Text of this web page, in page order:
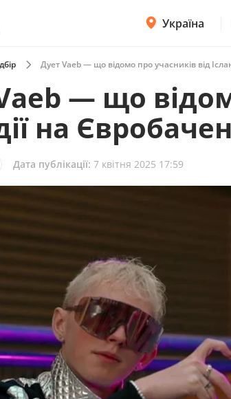
Україна
Дует Vaeb — що відомо про учасників від
— що
на
Дата публікації: 7 квітня 2025 17:59